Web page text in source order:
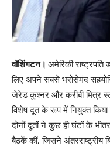
वॉशिंगटन। अमेरिकी
लिए अपने सबसे भरोसेमंद
जेरेड कुश्नर और करीबी मित्र
विशेष दूत के रूप में नियुक्त
दोनों दूतों ने कुछ ही घंटों के
बैठकें कीं, जिसने अंतरराष्ट्रीय